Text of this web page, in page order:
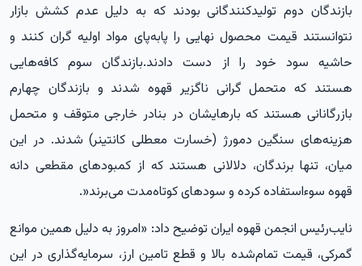
بازندگان دوم تولیدکنندگانی بودند که به دلیل عدم کشش بازار
نتوانستند قیمت محصول نهایی را پا‌به‌پای مواد اولیه گران کنند و
حاشیه سود خود را از دست دادند.بازندگان سوم کافه‌هایی
هستند که متحمل گرانی ناگزیر قهوه شدند و بازندگان چهارم
بازرگانانی هستند که بارهایشان در بنادر خارجی متوقف و متحمل
هزینه‌های سنگین دمورژ (خسارت معطلی کانتینر) شدند. در این
میان، تنها برندگان، دلالانی هستند که از کمبودهای مقطعی دانه
قهوه سوءاستفاده کرده و سودهای کوتاه‌مدت می‌برند.»
نایب‌رئیس انجمن قهوه ایران توضیح داد: «امروز به دلیل همین موانع
گمرکی، قیمت تمام‌شده بالا و قطع تامین ارز، سرمایه‌گذاری در این